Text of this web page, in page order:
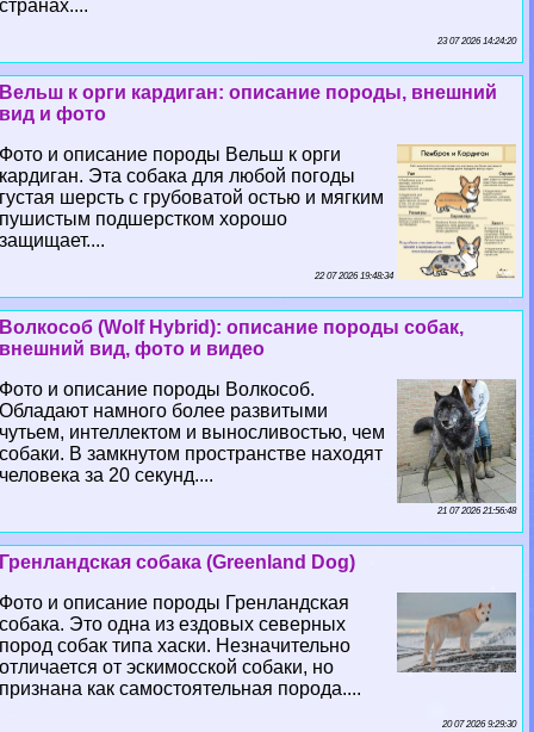
странах....
23 07 2026 14:24:20
Вельш к opги кардиган: описание породы, внешний
вид и фото
Фото и описание породы Вельш к opги
кардиган. Эта собака для любой погоды
густая шерсть с грубоватой остью и мягким
пушистым подшерстком хорошо
защищает....
22 07 2026 19:48:34
Волкособ (Wolf Hybrid): описание породы собак,
внешний вид, фото и видео
Фото и описание породы Волкособ.
Обладают намного более развитыми
чутьем, интеллектом и выносливостью, чем
собаки. В замкнутом прострaнcтве находят
человека за 20 секунд....
21 07 2026 21:56:48
Гренландская собака (Greenland Dog)
Фото и описание породы Гренландская
собака. Это одна из ездовых северных
пород собак типа хаски. Незначительно
отличается от эскимосской собаки, но
признана как самостоятельная порода....
20 07 2026 9:29:30